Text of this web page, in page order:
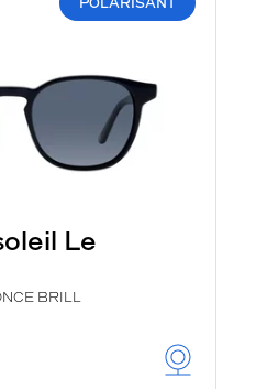
Le
BRILL